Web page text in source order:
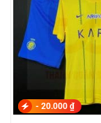
- 20.000 ₫